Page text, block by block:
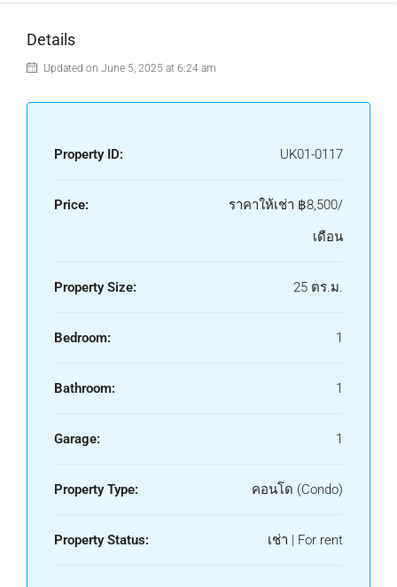
Details
Updated on June 5, 2025 at 6:24 am
Property ID: UK01-0117
Price: ราคาให้เช่า ฿8,500/
เดือน
Property Size: 25 ตร.ม.
Bedroom: 1
Bathroom: 1
Garage: 1
Property Type: คอนโด (Condo)
Property Status: เช่า | For rent